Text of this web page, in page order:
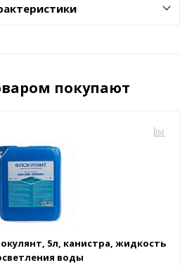
покупают
5л, канистра, жидкость
воды